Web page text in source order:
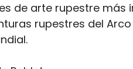
de arte rupestre más
rupestres del